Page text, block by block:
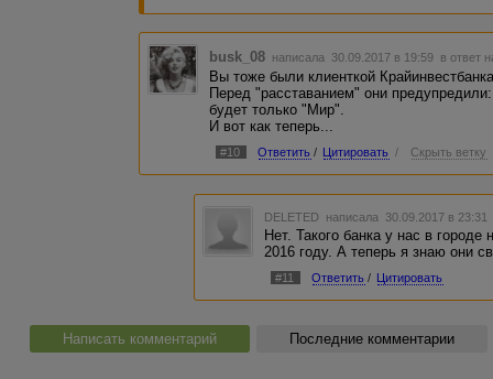
busk_08 написала 30.09.2017 в 19:59 в ответ
Вы тоже были клиенткой
Перед "расставанием" они предупредили:
будет только "Мир".
И вот как теперь...
#10 Ответить / Цитировать / Скрыть ветку
DELETED написала 30.09.2017 в
Нет. Такого банка у нас в городе
2016 году. А теперь я знаю они
#11 Ответить / Цитировать
Написать комментарий Последние комментарии